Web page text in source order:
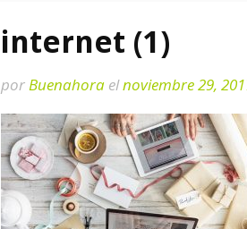
internet (1)
porBuenahora elnoviembre 29,